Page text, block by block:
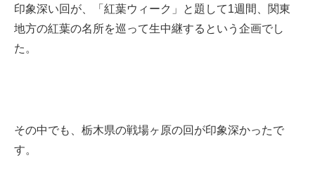
印象深い回が、「紅葉ウィーク」と題して1週間、関東
地方の紅葉の名所を巡って生中継するという企画でし
た。
その中でも、栃木県の戦場ヶ原の回が印象深かったで
す。